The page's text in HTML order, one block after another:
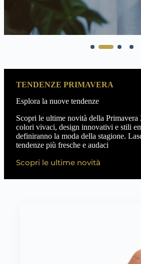
TENDENZE PRIMAVERA
Esplora la nuove tendenze
Scopri le ultime novità della
colori vivaci, design innovativi e stili
definiranno la moda della stagione.
tendenze più fresche e audaci
Scopri le ultime novità